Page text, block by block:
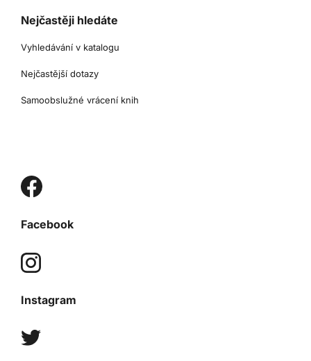
Nejčastěji hledáte
Vyhledávání v katalogu
Nejčastější dotazy
Samoobslužné vrácení knih
Facebook
Instagram